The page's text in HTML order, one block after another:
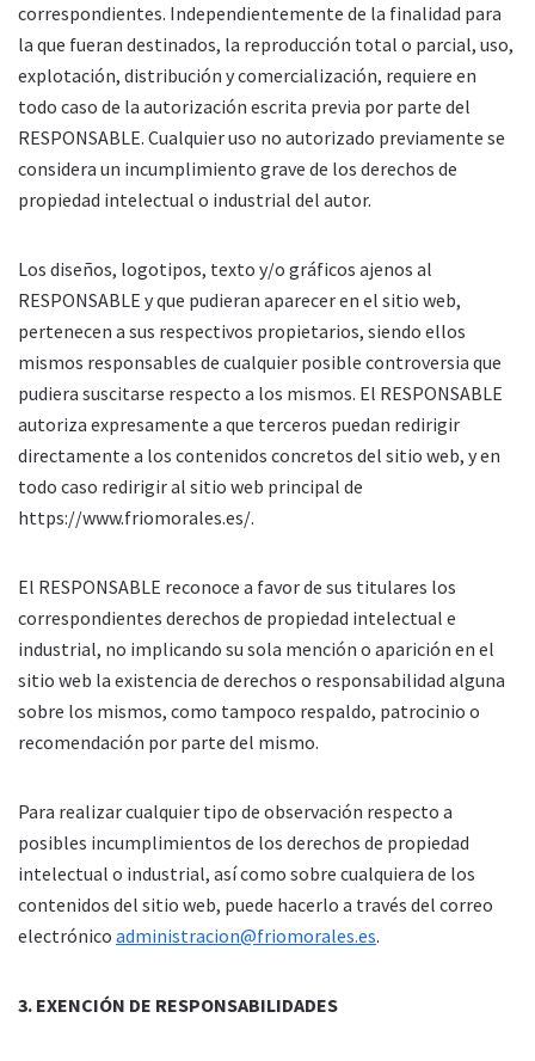
correspondientes. Independientemente de la finalidad para
la que fueran destinados, la reproducción total o parcial, uso,
explotación, distribución y comercialización, requiere en
todo caso de la autorización escrita previa por parte del
RESPONSABLE. Cualquier uso no autorizado previamente se
considera un incumplimiento grave de los derechos de
propiedad intelectual o industrial del autor.
Los diseños, logotipos, texto y/o gráficos ajenos al
RESPONSABLE y que pudieran aparecer en el sitio web,
pertenecen a sus respectivos propietarios, siendo ellos
mismos responsables de cualquier posible controversia que
pudiera suscitarse respecto a los mismos. El RESPONSABLE
autoriza expresamente a que terceros puedan redirigir
directamente a los contenidos concretos del sitio web, y en
todo caso redirigir al sitio web principal de
https://www.friomorales.es/.
El RESPONSABLE reconoce a favor de sus titulares los
correspondientes derechos de propiedad intelectual e
industrial, no implicando su sola mención o aparición en el
sitio web la existencia de derechos o responsabilidad alguna
sobre los mismos, como tampoco respaldo, patrocinio o
recomendación por parte del mismo.
Para realizar cualquier tipo de observación respecto a
posibles incumplimientos de los derechos de propiedad
intelectual o industrial, así como sobre cualquiera de los
contenidos del sitio web, puede hacerlo a través del correo
electrónico administracion@friomorales.es.
3. EXENCIÓN DE RESPONSABILIDADES